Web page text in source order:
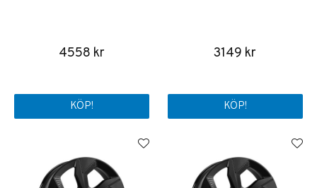
4558 kr
KÖP!
3149 kr
KÖP!